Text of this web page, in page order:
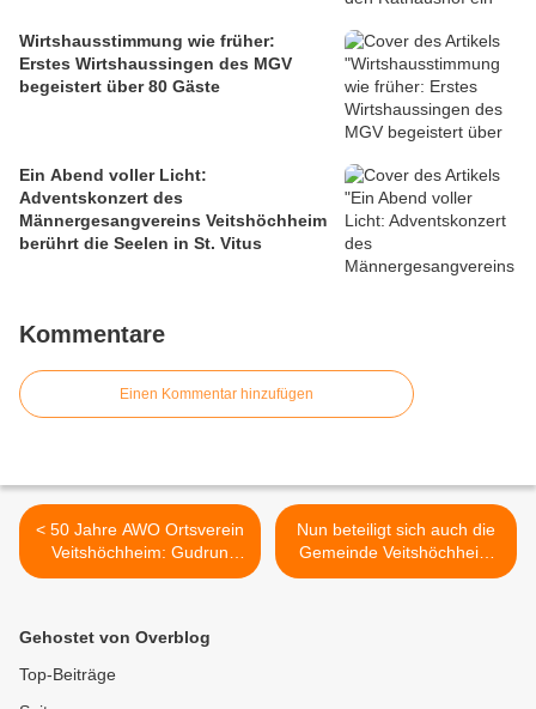
Wirtshausstimmung wie früher:
Erstes Wirtshaussingen des MGV
begeistert über 80 Gäste
Ein Abend voller Licht:
Adventskonzert des
Männergesangvereins Veitshöchheim
berührt die Seelen in St. Vitus
Kommentare
Einen Kommentar hinzufügen
< 50 Jahre AWO Ortsverein
Veitshöchheim: Gudrun
Hoffmeister,
die Anfänge zurück
Nun beteiligt sich auch die
Gemeinde Veitshöchheim
am E-Lastenfahrradverleih
Gehostet von Overblog
Top-Beiträge